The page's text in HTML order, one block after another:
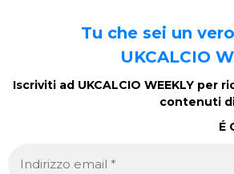
Tu che sei un
UKCALCIO
Iscriviti ad UKCALCIO WEEKLY
contenuti di
É